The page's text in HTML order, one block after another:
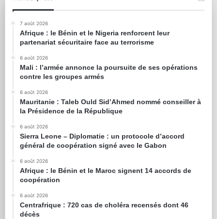
7 août 2026
Afrique : le Bénin et le Nigeria renforcent leur
partenariat sécuritaire face au terrorisme
6 août 2026
Mali : l’armée annonce la poursuite de ses opérations
contre les groupes armés
6 août 2026
Mauritanie : Taleb Ould Sid’Ahmed nommé conseiller à
la Présidence de la République
6 août 2026
Sierra Leone – Diplomatie : un protocole d’accord
général de coopération signé avec le Gabon
6 août 2026
Afrique : le Bénin et le Maroc signent 14 accords de
coopération
6 août 2026
Centrafrique : 720 cas de choléra recensés dont 46
décès